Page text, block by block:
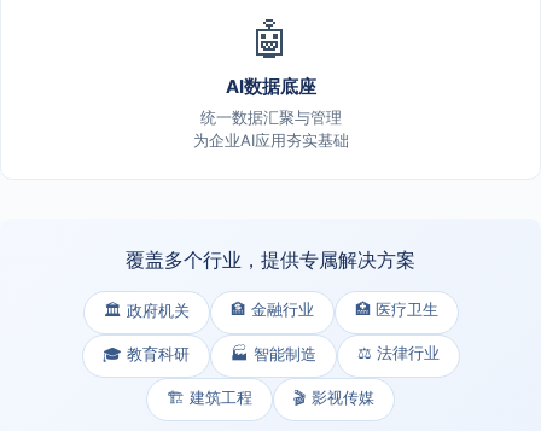
🤖
AI数据底座
统一数据汇聚与管理
为企业AI应用夯实基础
覆盖多个行业，提供专属解决方案
🏛️ 政府机关 🏦 金融行业 🏥 医疗卫生
🎓 教育科研 🏭 智能制造 ⚖️ 法律行业
🏗️ 建筑工程 🎬 影视传媒